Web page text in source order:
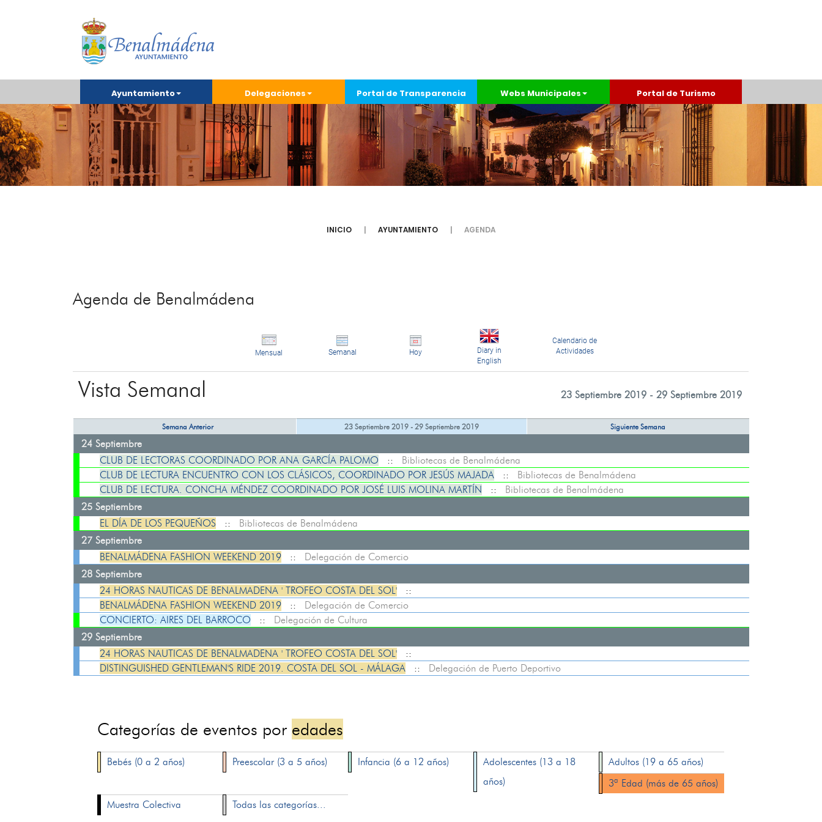
Ayuntamiento Delegaciones Portal de Transparencia Webs Municipales Portal de Turismo
INICIO AYUNTAMIENTO AGENDA
Agenda de Benalmádena
Mensual Semanal Hoy
Diary in
English
Calendario de
Actividades
Vista Semanal 23 Septiembre 2019 - 29 Septiembre 2019
Semana Anterior 23 Septiembre 2019 - 29 Septiembre 2019 Siguiente Semana
24 Septiembre
CLUB DE LECTORAS COORDINADO POR ANA GARCÍA PALOMO :: Bibliotecas de Benalmádena
CLUB DE LECTURA ENCUENTRO CON LOS CLÁSICOS, COORDINADO POR JESÚS MAJADA:: Bibliotecas de Benalmádena
CLUB DE LECTURA. CONCHA MÉNDEZ COORDINADO POR JOSÉ LUIS MOLINA MARTÍN :: Bibliotecas de Benalmádena
25 Septiembre
EL DÍA DE LOS PEQUEÑOS :: Bibliotecas de Benalmádena
27 Septiembre
BENALMÁDENA FASHION WEEKEND 2019:: Delegación de Comercio
28 Septiembre
24 HORAS NAUTICAS DE BENALMADENA ' TROFEO COSTA DEL SOL'::
BENALMÁDENA FASHION WEEKEND 2019:: Delegación de Comercio
CONCIERTO: AIRES DEL BARROCO :: Delegación de Cultura
29 Septiembre
24 HORAS NAUTICAS DE BENALMADENA ' TROFEO COSTA DEL SOL'::
DISTINGUISHED GENTLEMAN'S RIDE 2019. COSTA DEL SOL - MÁLAGA:: Delegación de Puerto Deportivo
Categorías de eventos por edades
Bebés (0 a 2 años) Preescolar (3 a 5 años) Infancia (6 a 12 años)
Adolescentes (13 a 18
años)
Adultos (19 a 65 años)
3ª Edad (más de 65 años)
Muestra Colectiva
Todas las categorías...